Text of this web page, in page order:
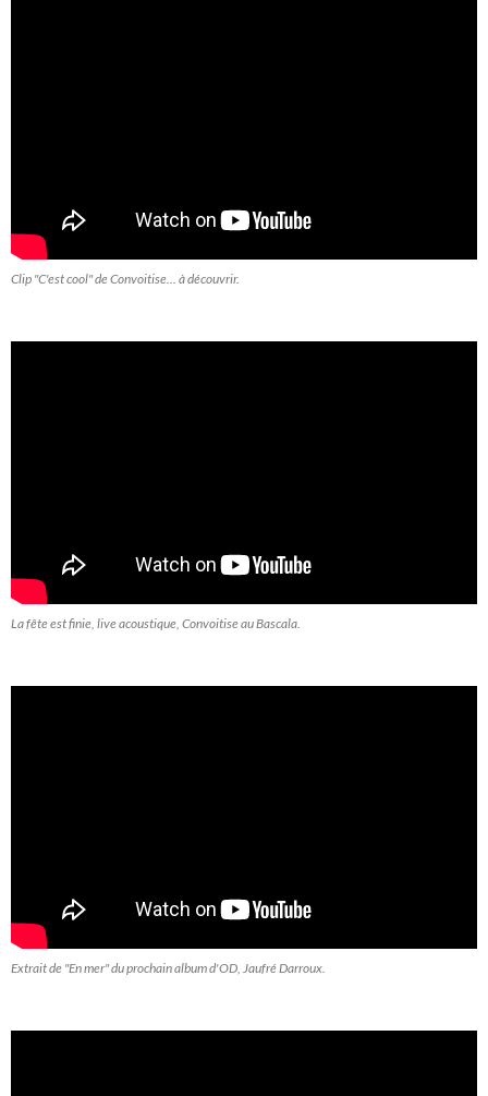
Clip "C'est cool" de Convoitise... à découvrir.
La fête est finie, live acoustique, Convoitise au Bascala.
Extrait de "En mer" du prochain album d'OD, Jaufré Darroux.